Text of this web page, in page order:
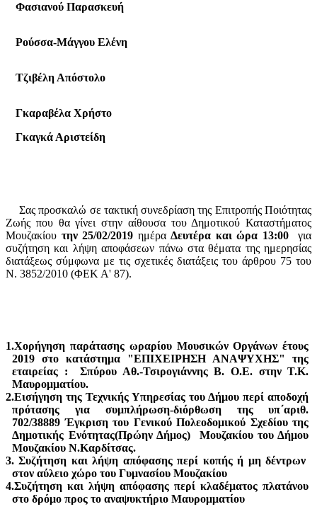
Φασιανού Παρασκευή
Ρούσσα-Μάγγου Ελένη
Τζιβέλη Απόστολο
Γκαραβέλα Χρήστο
Γκαγκά Αριστείδη
Σας προσκαλώ σε τακτική συνεδρίαση της Επιτροπής Ποιότητας
Ζωής που θα γίνει στην αίθουσα του Δημοτικού Καταστήματος
Μουζακίου την 25/02/2019 ημέραΔευτέρα και ώρα 13:00
για
συζήτηση και λήψη αποφάσεων πάνω στα θέματα της ημερησίας
διατάξεως σύμφωνα με τις σχετικές διατάξεις του άρθρου 75 του
Ν. 3852/2010 (ΦΕΚ Α' 87).
1.Χορήγηση παράτασης ωραρίου Μουσικών Οργάνων έτους
2019 στο κατάστημα "ΕΠΙΧΕΙΡΗΣΗ ΑΝΑΨΥΧΗΣ" της
εταιρείας :
Σπύρου Αθ.-Τσιρογιάννης Β. Ο.Ε. στην Τ.Κ.
Μαυρομματίου.
2.Εισήγηση της Τεχνικής Υπηρεσίας του Δήμου περί αποδοχή
πρότασης για συμπλήρωση-διόρθωση της υπ΄αριθ.
702/38889 Έγκριση του Γενικού Πολεοδομικού Σχεδίου της
Δημοτικής Ενότητας(Πρώην Δήμος)
Μουζακίου του Δήμου
Μουζακίου Ν.Καρδίτσας.
3. Συζήτηση και λήψη απόφασης περί κοπής ή μη δέντρων
στον αύλειο χώρο του Γυμνασίου Μουζακίου
4.Συζήτηση και λήψη απόφασης περί κλαδέματος πλατάνου
στο δρόμο προς το αναψυκτήριο Μαυρομματίου